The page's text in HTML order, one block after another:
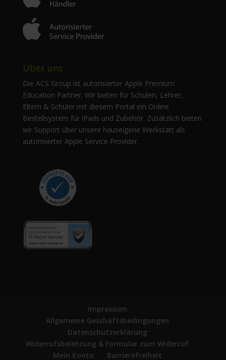
Über uns
Die ACS Group ist autorisierter Apple Premium
Education Partner. Wir bieten für Schulen, Lehrer,
Eltern & Schüler mit diesem Portal ein Online
Bestellsystem für iPads und Zubehör. Zusätzlich bieten
wir Support über unsere hauseigene Werkstatt als
autorisierter Apple Service Provider.
Impressum
Allgemeine Geschäftsbedingungen
Datenschutzerklärung
Widerrufsbelehrung & Formular zum Widerruf
Mein Konto
Barrierefreiheit